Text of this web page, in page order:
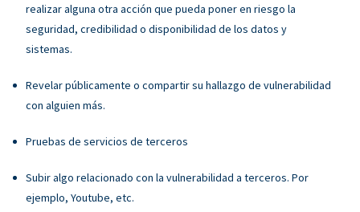
realizar alguna otra acción que pueda poner en riesgo la
seguridad, credibilidad o disponibilidad de los datos y
sistemas.
Revelar públicamente o compartir su hallazgo de vulnerabilidad
con alguien más.
Pruebas de servicios de terceros
Subir algo relacionado con la vulnerabilidad a terceros. Por
ejemplo, Youtube, etc.